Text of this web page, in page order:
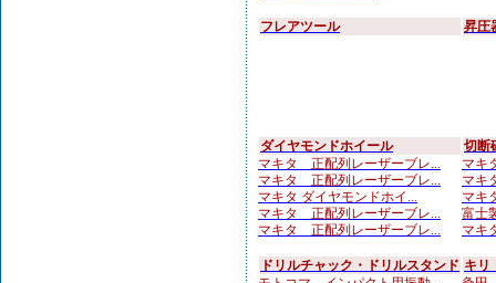
フレアツール 昇圧
ダイヤモンドホイール
マキタ 正配列レーザーブレ...
マキタ 正配列レーザーブレ...
マキタ ダイヤモンドホイ...
マキタ 正配列レーザーブレ...
マキタ 正配列レーザーブレ...
切断
マキ
マキ
マキ
富士
マキ
ドリルチャック・ドリルスタンド キリ